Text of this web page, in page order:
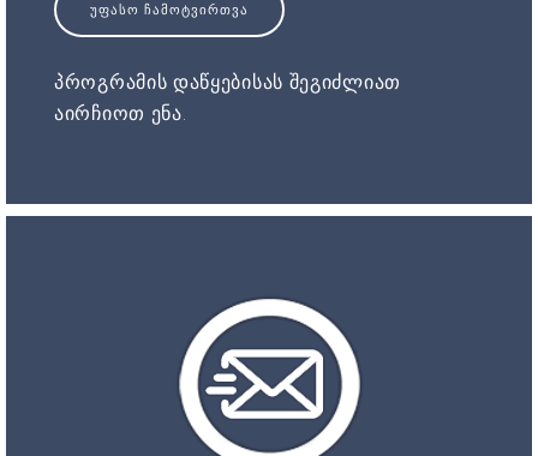
ᲣᲤᲐᲡᲝ ᲩᲐᲛᲝᲢᲕᲘᲠᲗᲕᲐ
პროგრამის დაწყებისას შეგიძლიათ
აირჩიოთ ენა.